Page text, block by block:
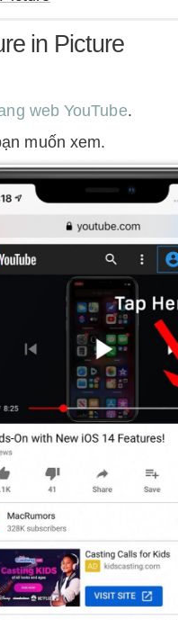
in Picture
web YouTube.
muốn xem.